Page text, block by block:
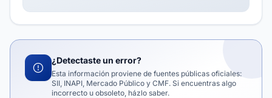
¿Detectaste un error?
Esta información proviene de fuentes públicas oficiales:
SII, INAPI, Mercado Público y CMF. Si encuentras algo
incorrecto u obsoleto, házlo saber.